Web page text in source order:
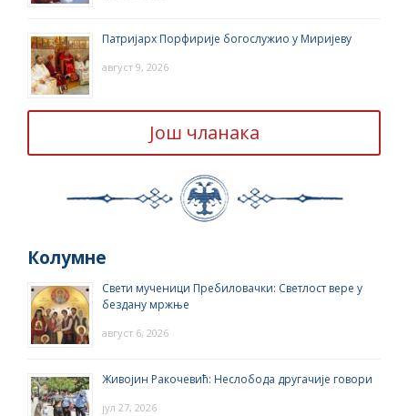
Патријарх Порфирије богослужио у Миријеву
август 9, 2026
Још чланака
Колумне
Свети мученици Пребиловачки: Светлост вере у
бездану мржње
август 6, 2026
Живојин Ракочевић: Неслобода другачије говори
јул 27, 2026